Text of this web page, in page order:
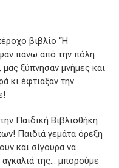
βιβλίο “Η
πάνω από την πόλη
ξύπνησαν μνήμες και
κι έφτιαξαν την
Παιδική Βιβλιοθήκη
Παιδιά γεμάτα όρεξη
και σίγουρα να
αγκαλιά της… μπορούμε